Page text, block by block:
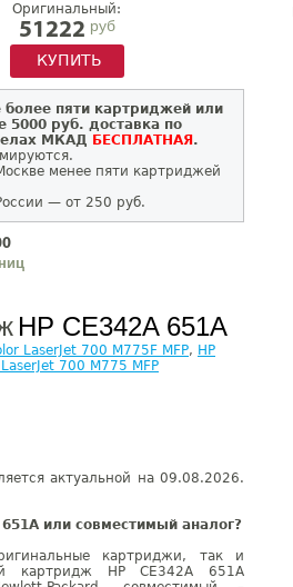
Оригинальный:
51222 руб
КУПИТЬ
более пяти картриджей или
5000 руб. доставка по
МКАД БЕСПЛАТНАЯ .
менее пяти картриджей
— от 250 руб.
HP CE342A 651A
LaserJet 700 M775F MFP, HP
LaserJet 700 M775 MFP
актуальной на 09.08.2026.
или совместимый аналог?
картриджи, так и
картридж HP CE342A 651A